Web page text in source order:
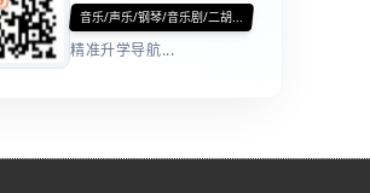
音乐/声乐/钢琴/音乐剧/二胡...
精准升学导航...